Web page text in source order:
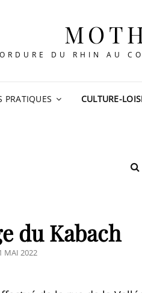
DU RHIN AU
PRATIQUES CULTURE-
du Kabach
MAI 2022